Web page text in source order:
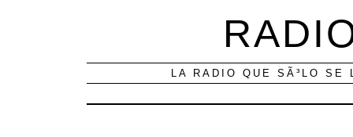
LA RADIO QUE SÃ³LO